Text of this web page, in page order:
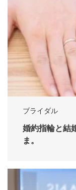
ブライダル
婚約指輪と結
ま。